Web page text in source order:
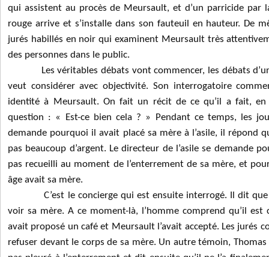
qui assistent au procès de Meursault, et d’un parricide par
rouge arrive et s’installe dans son fauteuil en hauteur. De
jurés habillés en noir qui examinent Meursault très
des personnes dans le public.
Les véritables débats vont commencer, les débats
veut considérer avec objectivité. Son interrogatoire
identité à Meursault. On fait un récit de ce qu’il a fait, en
question : « Est-ce bien cela ? » Pendant ce temps, les
demande pourquoi il avait placé sa mère à l’asile, il répond
pas beaucoup d’argent. Le directeur de l’asile se demande
pas recueilli au moment de l’enterrement de sa mère, et
âge avait sa mère.
C’est le concierge qui est ensuite interrogé. Il dit que
voir sa mère. A ce moment-là, l’homme comprend qu’il est
avait proposé un café et Meursault l’avait accepté. Les jurés
refuser devant le corps de sa mère. Un autre témoin, Thomas